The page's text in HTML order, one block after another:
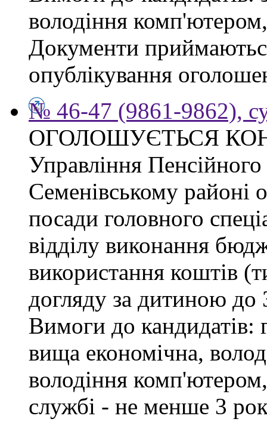
володіння комп'ютером,
Документи
опублікування
№ 46-47 (9861-9862),
ОГОЛОШУЄТЬСЯ
Управління
Семенівському районі
посади головного
відділу виконання
використання коштів
догляду за дитиною до
Вимоги до кандидатів:
вища економічна,
володіння
службі - не менше 3